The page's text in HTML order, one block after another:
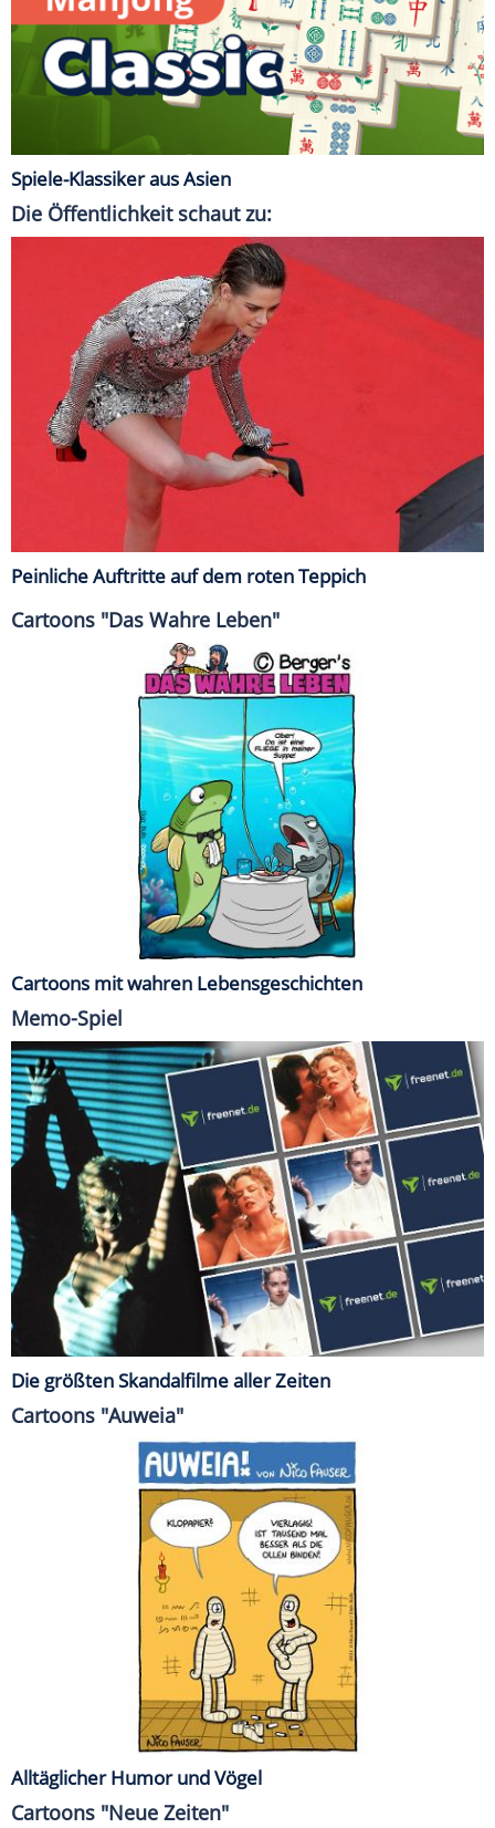
Spiele-Klassiker aus Asien
Die Öffentlichkeit schaut zu:
Peinliche Auftritte auf dem roten Teppich
Cartoons "Das Wahre Leben"
Cartoons mit wahren Lebensgeschichten
Memo-Spiel
Die größten Skandalfilme aller Zeiten
Cartoons "Auweia"
Alltäglicher Humor und Vögel
Cartoons "Neue Zeiten"